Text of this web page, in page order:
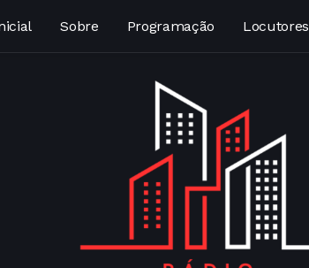
Sobre Programação Locutores